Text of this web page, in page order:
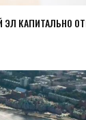
ЭЛ КАПИТАЛЬНО